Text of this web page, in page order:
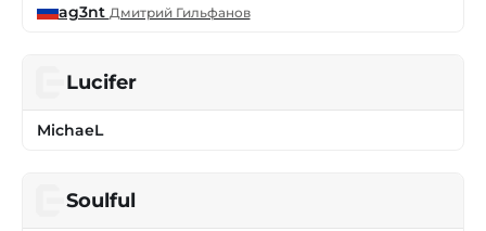
ag3nt Дмитрий Гильфанов
Lucifer
MichaeL
Soulful